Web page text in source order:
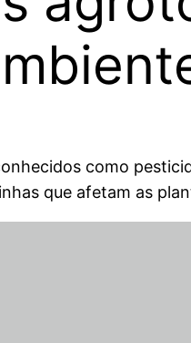
como
que afetam as